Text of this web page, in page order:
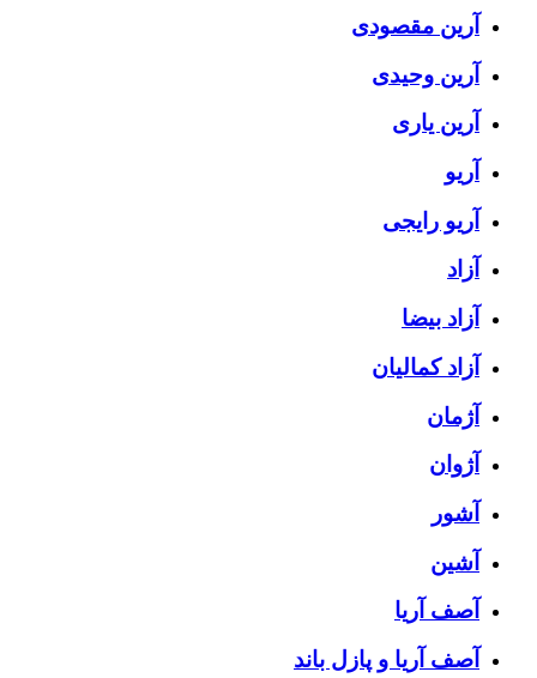
آرین مقصودی
آرین وحیدی
آرین یاری
آریو
آریو رایجی
آزاد
آزاد بیضا
آزاد کمالیان
آژمان
آژوان
آشور
آشین
آصف آریا
آصف آریا و پازل باند